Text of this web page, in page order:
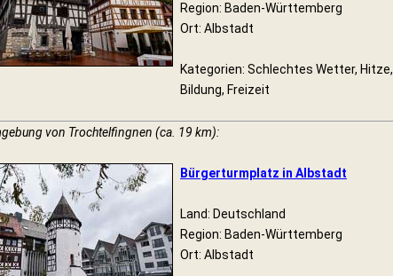
Region: Baden-Württemberg
Ort: Albstadt
Kategorien: Schlechtes Wetter, Hitze,
Bildung, Freizeit
von Trochtelfingnen (ca. 19 km):
Bürgerturmplatz in Albstadt
Land: Deutschland
Region: Baden-Württemberg
Ort: Albstadt